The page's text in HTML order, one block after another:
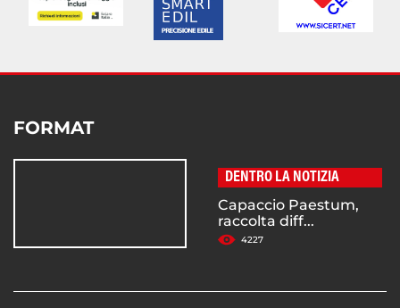
FORMAT
DENTRO LA NOTIZIA
Capaccio Paestum,
raccolta diff...
4227